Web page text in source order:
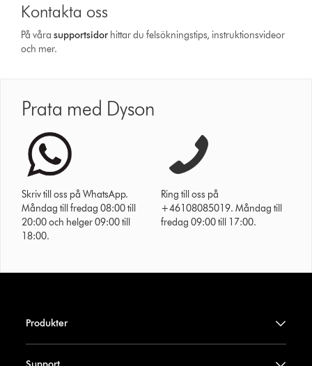
Kontakta oss
På vårasupport­sidor hittar du felsökningstips, instruktionsvideor
och mer.
Prata med Dyson
Skriv till oss på WhatsApp.
Måndag till fredag 08:00 till
20:00 och helger 09:00 till
18:00.
Ring till oss på
+46108085019. Måndag till
fredag 09:00 till 17:00.
Produkter